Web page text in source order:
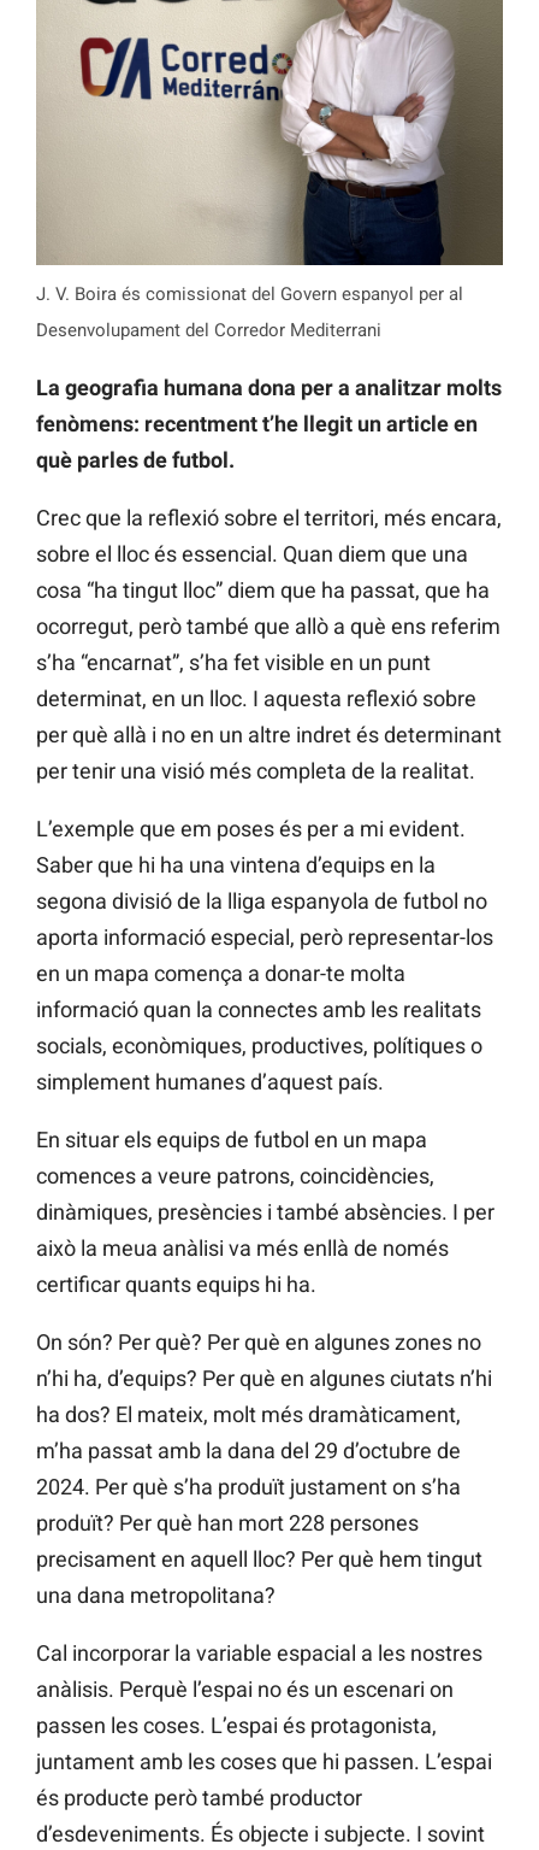
J. V. Boira és comissionat del Govern espanyol per al
Desenvolupament del Corredor Mediterrani
La geografia humana dona per a analitzar molts
fenòmens: recentment t’he llegit un article en
què parles de futbol.
Crec que la reflexió sobre el territori, més encara,
sobre el lloc és essencial. Quan diem que una
cosa “ha tingut lloc” diem que ha passat, que ha
ocorregut, però també que allò a què ens referim
s’ha “encarnat”, s’ha fet visible en un punt
determinat, en un lloc. I aquesta reflexió sobre
per què allà i no en un altre indret és determinant
per tenir una visió més completa de la realitat.
L’exemple que em poses és per a mi evident.
Saber que hi ha una vintena d’equips en la
segona divisió de la lliga espanyola de futbol no
aporta informació especial, però representar-los
en un mapa comença a donar-te molta
informació quan la connectes amb les realitats
socials, econòmiques, productives, polítiques o
simplement humanes d’aquest país.
En situar els equips de futbol en un mapa
comences a veure patrons, coincidències,
dinàmiques, presències i també absències. I per
això la meua anàlisi va més enllà de només
certificar quants equips hi ha.
On són? Per què? Per què en algunes zones no
n’hi ha, d’equips? Per què en algunes ciutats n’hi
ha dos? El mateix, molt més dramàticament,
m’ha passat amb la dana del 29 d’octubre de
2024. Per què s’ha produït justament on s’ha
produït? Per què han mort 228 persones
precisament en aquell lloc? Per què hem tingut
una dana metropolitana?
Cal incorporar la variable espacial a les nostres
anàlisis. Perquè l’espai no és un escenari on
passen les coses. L’espai és protagonista,
juntament amb les coses que hi passen. L’espai
és producte però també productor
d’esdeveniments. És objecte i subjecte. I sovint